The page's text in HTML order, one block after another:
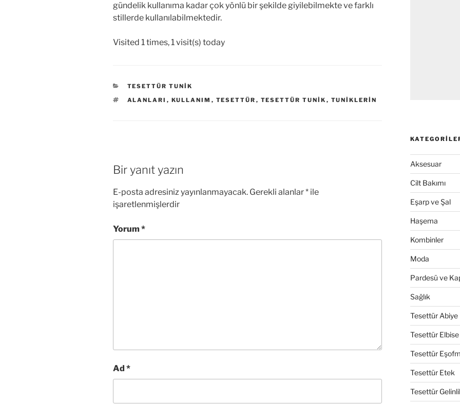
gündelik kullanıma kadar çok yönlü bir şekilde giyilebilmekte ve farklı
stillerde kullanılabilmektedir.
Visited 1 times, 1 visit(s) today
KATEGORILER
TESETTÜR TUNIK
ETIKETLER
ALANLARI , KULLANIM , TESETTÜR , TESETTÜR TUNIK , TUNIKLERIN
Bir yanıt yazın
E-posta adresiniz yayınlanmayacak. Gerekli alanlar* ile
işaretlenmişlerdir
Yorum *
Ad *
Aksesuar
Cilt Bakımı
Eşarp ve Şal
Haşema
Kombinler
Moda
Pardesü ve
Sağlık
Tesettür Abiye
Tesettür Elbise
Tesettür
Tesettür Etek
Tesettür